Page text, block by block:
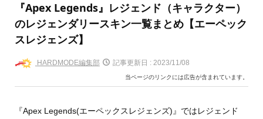
『Apex Legends』レジェンド（キャラクター）
のレジェンダリースキン一覧まとめ【エーペック
スレジェンズ】
HARDMODE編集部 記事更新日 : 2023/11/08
当ページのリンクには広告が含まれています。
『Apex Legends(エーペックスレジェンズ)』ではレジェンド